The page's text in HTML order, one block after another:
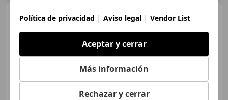
MINI Cooper S
Countryman AUT.
90.672 km Gasolina 131 kW (178 CV)
Política de privacidad | Aviso legal | Vendor List
Aceptar y cerrar
Más información
Rechazar y cerrar